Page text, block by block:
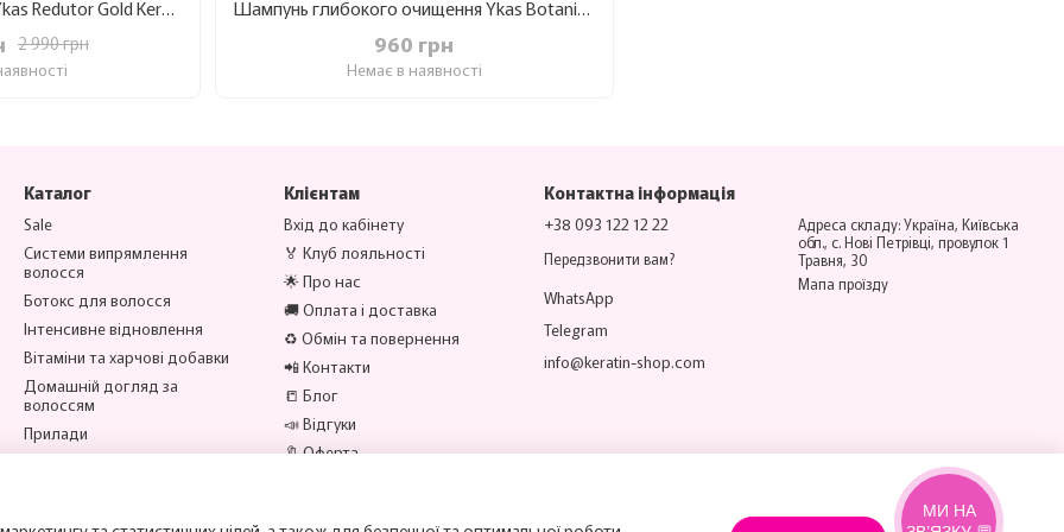
Що входить до лінійки:
Для випрямлення - для щільного, кучерявого, забарвленого і пошкодженого волосся.
Спреї, олії, незмивний догляд та термозахист.
Комплексні набори – під ключ
🧪 Кожен продукт YKAS адаптований під потреби майстрів та клієнтів в Україні.
першого застосування помітний результат, а при регулярному використанні ефект посилюється
та закріплюється.
Кератин для волосся Ykas Redutor Gold Keratin 1 л
2 990 грн
Шампунь глибокого очищення Ykas Botanic Deep Cleaning Shampoo 1 л
960 грн
Немає в наявності
Каталог
Sale
Системи випрямлення
волосся
Ботокс для волосся
Інтенсивне відновлення
Вітаміни та харчові добавки
Домашній догляд за
волоссям
Прилади
Аксесуари
Клієнтам
Вхід до кабінету
🏅 Клуб лояльності
🌟 Про нас
🚚 Оплата і доставка
♻️ Обмін та повернення
📲 Контакти
📒 Блог
📣 Відгуки
🔖 Оферта
Контактна інформація
+38 093 122 12 22
Передзвонити вам?
WhatsApp
Telegram
info@keratin-shop.com
Адреса складу: Україна, Київська
обл., с. Нові Петрівці, провулок 1
Травня, 30
Мапа проїзду
МИ НА
ЗВ’ЯЗКУ 💬